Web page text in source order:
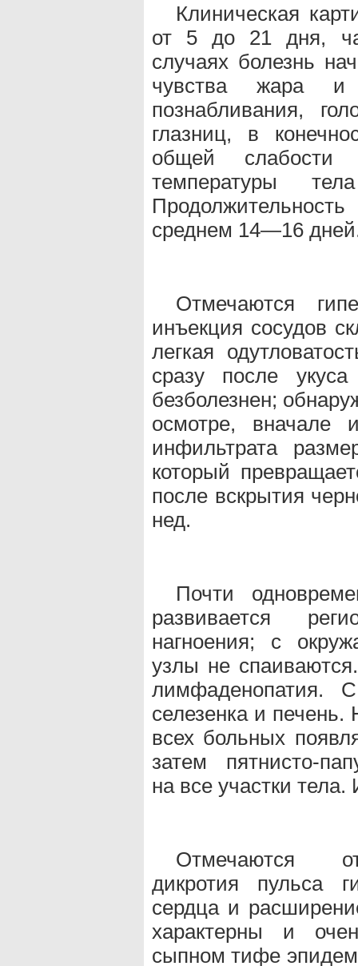
Клиническая
от 5 до 21 дня,
случаях болезнь
чувства жара и
познабливания,
глазниц, в
общей слабости
температуры
среднем 14—16
Отмечаются
инъекция сосудов
легкая
сразу после
безболезнен;
осмотре, вначале
инфильтрата
который
после вскрытия
нед.
Почти
развивается
нагноения; с
узлы не
лимфаденопатия.
селезенка и
всех больных
затем пятнисто-
на все участки
Отмечаются
дикротия пульса
сердца и
характерны и
сыпном тифе